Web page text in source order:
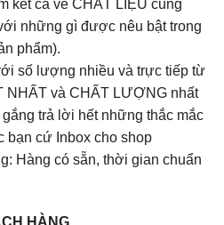
kết cả về CHẤT LIỆU cũng
những gì được nêu bật trong
phẩm).
số lượng nhiều và trực tiếp từ
NHẤT và CHẤT LƯỢNG nhất
trả lời hết những thắc mắc
bạn cứ Inbox cho shop
Hàng có sẵn, thời gian chuẩn